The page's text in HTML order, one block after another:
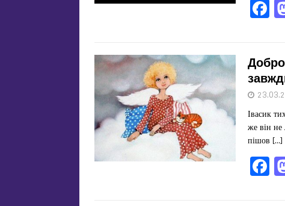
F
a
e
b
o
o
k
Івасик
же він
пішов […]
F
a